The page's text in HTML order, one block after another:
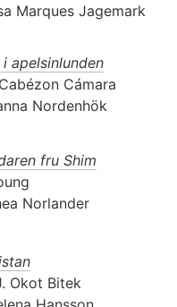
Marques Jagemark
apelsinlunden
Cámara
Nordenhök
fru Shim
Norlander
Okot Bitek